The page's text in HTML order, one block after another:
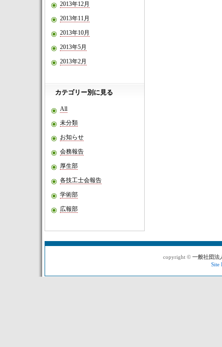
2013年12月
2013年11月
2013年10月
2013年5月
2013年2月
カテゴリー別に見る
All
未分類
お知らせ
会務報告
厚生部
各技工士会報告
学術部
広報部
copyright © 一般社団
Site